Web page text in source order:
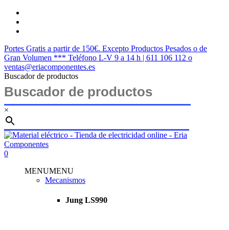
Saltar
contenido
Portes Gratis a partir de 150€. Excepto Productos Pesados o de
Gran Volumen *** Teléfono L-V 9 a 14 h | 611 106 112 o
ventas@eriacomponentes.es
Buscador de productos
×
Cerrar
búsqueda
buscar
account
0
MENUMENU
Mecanismos
Jung LS990